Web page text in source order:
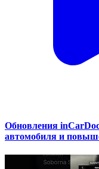
Обновления
автомобиля и